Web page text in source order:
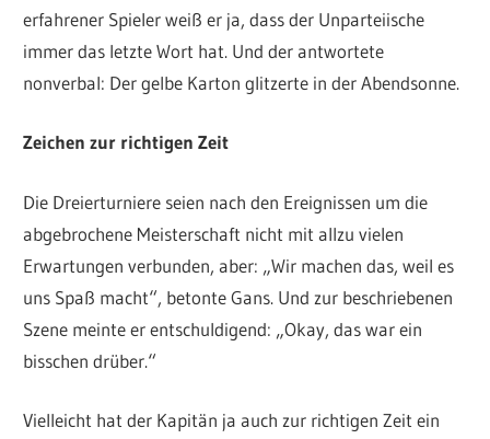
erfahrener Spieler weiß er ja, dass der Unparteiische
immer das letzte Wort hat. Und der antwortete
nonverbal: Der gelbe Karton glitzerte in der Abendsonne.
Zeichen zur richtigen Zeit
Die Dreierturniere seien nach den Ereignissen um die
abgebrochene Meisterschaft nicht mit allzu vielen
Erwartungen verbunden, aber: „Wir machen das, weil es
uns Spaß macht“, betonte Gans. Und zur beschriebenen
Szene meinte er entschuldigend: „Okay, das war ein
bisschen drüber.“
Vielleicht hat der Kapitän ja auch zur richtigen Zeit ein